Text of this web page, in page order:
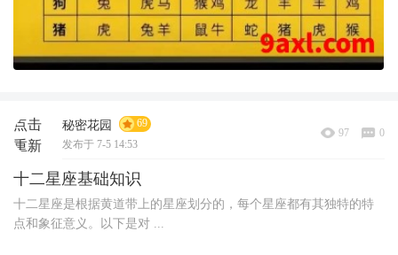
点击
重新
97 0
秘密花园
69
发布于 7-5 14:53
十二星座基础知识
十二星座是根据黄道带上的星座划分的，每个星座都有其独特的特
点和象征意义。以下是对 ...